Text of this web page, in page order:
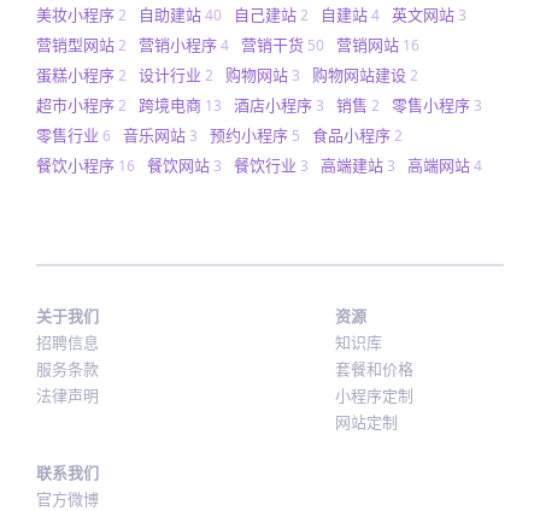
美妆小程序2 自助建站40 自己建站2 自建站4 英文网站 3
营销型网站2 营销小程序4 营销干货 50 营销网站 16
蛋糕小程序2 设计行业 2 购物网站 3 购物网站建设2
超市小程序2 跨境电商 13 酒店小程序 3 销售 2 零售小程序 3
零售行业 6 音乐网站 3 预约小程序 5 食品小程序2
餐饮小程序 16 餐饮网站 3 餐饮行业 3 高端建站 3 高端网站4
关于我们
招聘信息
服务条款
法律声明
资源
知识库
套餐和价格
小程序定制
网站定制
联系我们
官方微博